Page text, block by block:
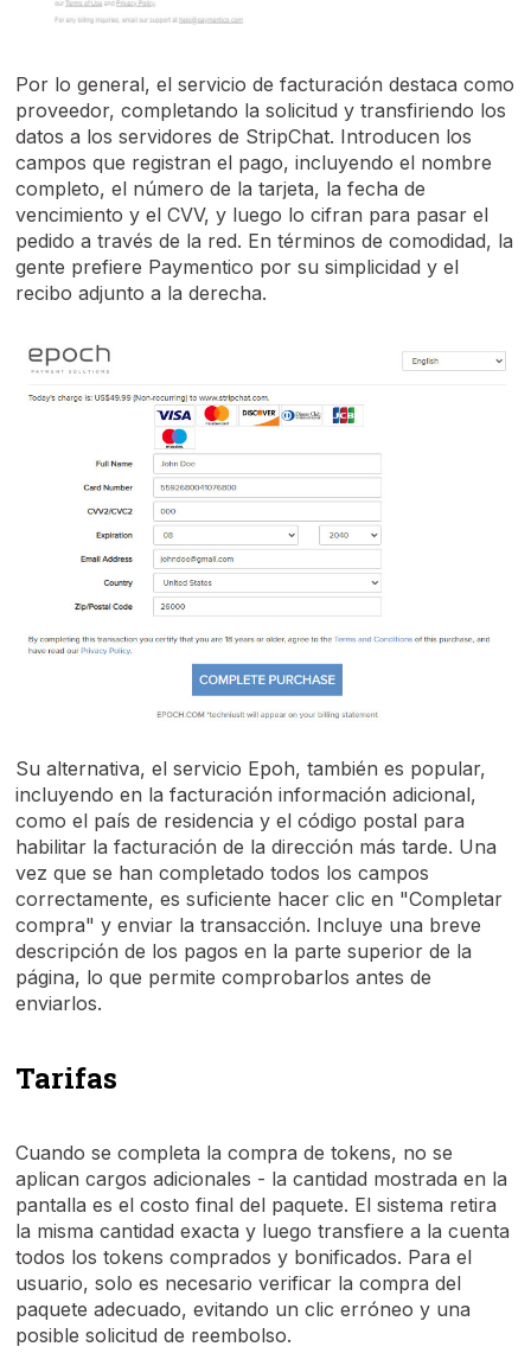
Por lo general, el servicio de facturación destaca como
proveedor, completando la solicitud y transfiriendo los
datos a los servidores de StripChat. Introducen los
campos que registran el pago, incluyendo el nombre
completo, el número de la tarjeta, la fecha de
vencimiento y el CVV, y luego lo cifran para pasar el
pedido a través de la red. En términos de comodidad, la
gente prefiere Paymentico por su simplicidad y el
recibo adjunto a la derecha.
Su alternativa, el servicio Epoh, también es popular,
incluyendo en la facturación información adicional,
como el país de residencia y el código postal para
habilitar la facturación de la dirección más tarde. Una
vez que se han completado todos los campos
correctamente, es suficiente hacer clic en "Completar
compra" y enviar la transacción. Incluye una breve
descripción de los pagos en la parte superior de la
página, lo que permite comprobarlos antes de
enviarlos.
Tarifas
Cuando se completa la compra de tokens, no se
aplican cargos adicionales - la cantidad mostrada en la
pantalla es el costo final del paquete. El sistema retira
la misma cantidad exacta y luego transfiere a la cuenta
todos los tokens comprados y bonificados. Para el
usuario, solo es necesario verificar la compra del
paquete adecuado, evitando un clic erróneo y una
posible solicitud de reembolso.